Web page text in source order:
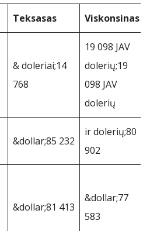
Teksasas Viskonsinas
& doleriai;14
768
19 098 JAV
dolerių;19
098 JAV
dolerių
&dollar;85 232
ir dolerių;80
902
&dollar;81 413
&dollar;77
583